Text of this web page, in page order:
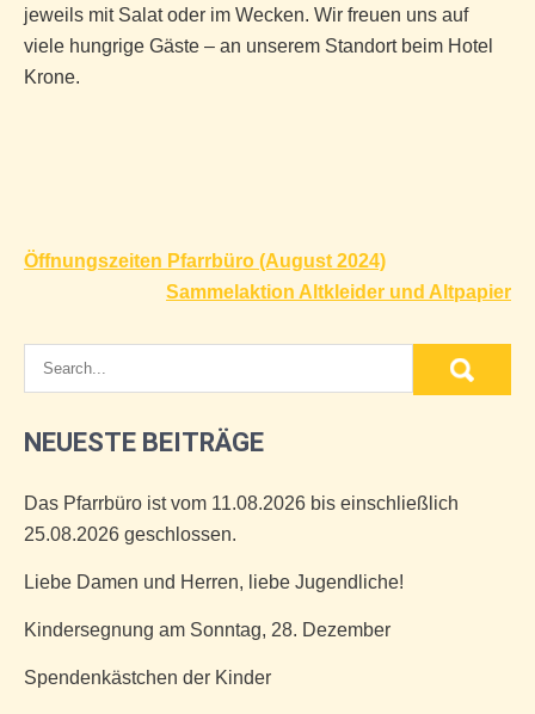
jeweils mit Salat oder im Wecken. Wir freuen uns auf
viele hungrige Gäste – an unserem Standort beim Hotel
Krone.
Beitragsnavigation
Öffnungszeiten Pfarrbüro (August 2024)
Sammelaktion Altkleider und Altpapier
NEUESTE BEITRÄGE
Das Pfarrbüro ist vom 11.08.2026 bis einschließlich
25.08.2026 geschlossen.
Liebe Damen und Herren, liebe Jugendliche!
Kindersegnung am Sonntag, 28. Dezember
Spendenkästchen der Kinder